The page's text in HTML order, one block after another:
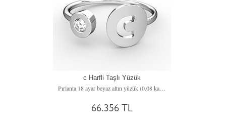
c Harfli Taşlı Yüzük
Pırlanta 18 ayar beyaz altın yüzük (0.08 karat)
66.356 TL